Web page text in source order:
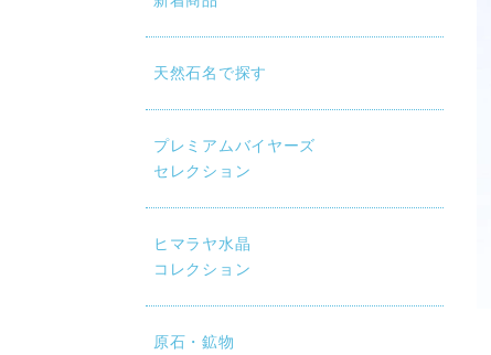
天然石名で探す
プレミアムバイヤーズ
セレクション
ヒマラヤ水晶
コレクション
原石・鉱物